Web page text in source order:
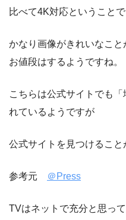
比べて4K対応ということで
かなり画像がきれいなこ
お値段はするようですね。
こちらは公式サイトでも
れているようですが
公式サイトを見つけること
参考元 ＠Press
TVはネットで充分と思っ